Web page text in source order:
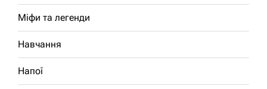
Міфи та легенди
Навчання
Напої